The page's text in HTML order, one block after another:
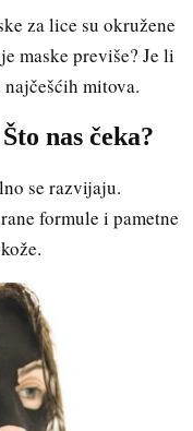
za lice su okružene
maske previše? Je li
mitova.
nas čeka?
se razvijaju.
formule i pametne